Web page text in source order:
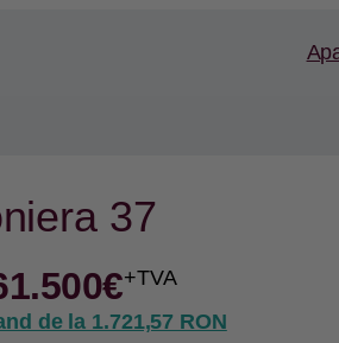
37
€+TVA
de la 1.721,57 RON